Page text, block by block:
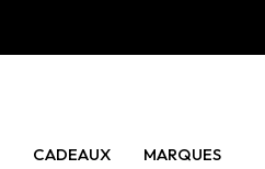
CADEAUX MARQUES